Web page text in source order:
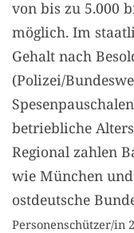
von bis zu 5.000
möglich. Im
Gehalt nach
(Polizei/
betriebliche
Regional zahlen
wie München
ostdeutsche
Personenschützer/in